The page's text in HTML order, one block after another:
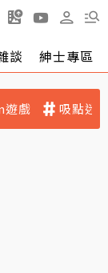
談 紳士專區
遊戲 吸點迷